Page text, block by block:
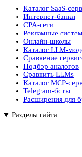
Каталог SaaS-
Интернет-банки
CPA-сети
Рекламные
Онлайн-школы
Каталог LLM-
Сравнение
Подбор аналогов
Сравнить LLMs
Каталог MCP-
Telegram-боты
Расширения для
Разделы сайта